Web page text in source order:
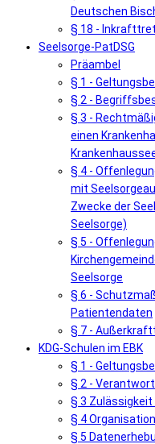
Deutschen
§ 18 -
Seelsorge-PatDSG
Präambel
§ 1 -
§ 2 -
§ 3 -
einen
§ 4 -
mit
Zwecke der
Seelsorge)
§ 5 -
Seelsorge
§ 6 -
Patientendaten
§ 7 -
KDG-Schulen im EBK
§ 1 -
§ 2 -
§ 3
§ 4 Organisation
§ 5